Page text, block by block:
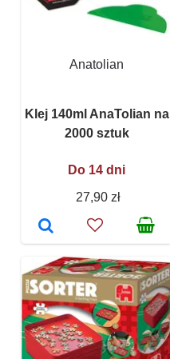
Anatolian
Klej 140ml AnaTolian na
2000 sztuk
Do 14 dni
27,90 zł